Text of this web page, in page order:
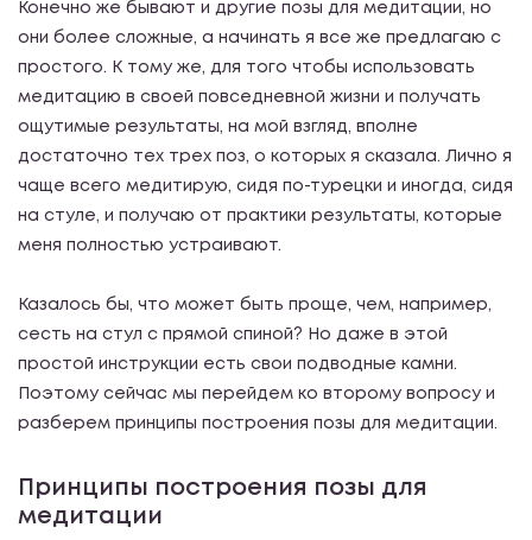
Конечно же бывают и другие позы для медитации, но
они более сложные, а начинать я все же предлагаю с
простого. К тому же, для того чтобы использовать
медитацию в своей повседневной жизни и получать
ощутимые результаты, на мой взгляд, вполне
достаточно тех трех поз, о которых я сказала. Лично я
чаще всего медитирую, сидя по-турецки и иногда, сидя
на стуле, и получаю от практики результаты, которые
меня полностью устраивают.
Казалось бы, что может быть проще, чем, например,
сесть на стул с прямой спиной? Но даже в этой
простой инструкции есть свои подводные камни.
Поэтому сейчас мы перейдем ко второму вопросу и
разберем принципы построения позы для медитации.
Принципы построения позы для
медитации